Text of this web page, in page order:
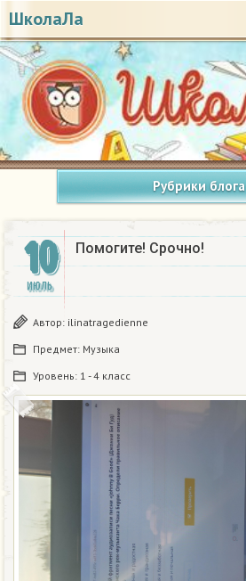
ШколаЛа
Рубрики блога
10
ИЮЛЬ
Помогите! Срочно!
Автор: ilinatragedienne
Предмет: Музыка
Уровень: 1 - 4 класс